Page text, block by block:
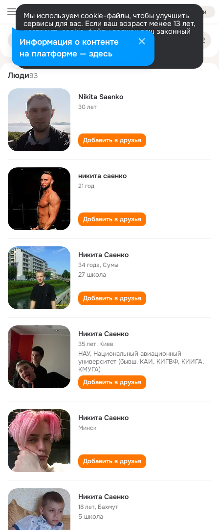
Войти
Мы используем cookie-файлы, чтобы улучшить
сервисы для вас. Если ваш возраст менее 13 лет,
настроить cookie-файлы должен ваш законный
представитель. Больше информации
Разрешить все Настроить
Поиск
людям
nikita saenko
Люди93
Nikita Saenko
30 лет
Добавить в друзья
никита саенко
21 год
Добавить в друзья
Никита Саенко
34 года,Сумы
27 школа
Добавить в друзья
Никита Саенко
35 лет, Киев
НАУ, Национальный авиационный
университет (бывш. КАИ, КИГВФ, КИИГА,
КМУГА)
Добавить в друзья
Никита Саенко
Минск
Добавить в друзья
Никита Саенко
18 лет, Бахмут
5 школа
Информация о контенте
на платформе — здесь